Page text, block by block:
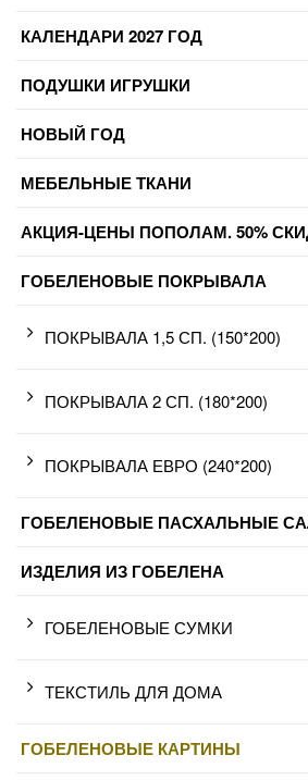
КАЛЕНДАРИ 2027 ГОД
ПОДУШКИ ИГРУШКИ
НОВЫЙ ГОД
МЕБЕЛЬНЫЕ ТКАНИ
АКЦИЯ-ЦЕНЫ ПОПОЛАМ. 50%
ГОБЕЛЕНОВЫЕ ПОКРЫВАЛА
ПОКРЫВАЛА 1,5 СП. (150*200)
ПОКРЫВАЛА 2 СП. (180*200)
ПОКРЫВАЛА ЕВРО (240*200)
ГОБЕЛЕНОВЫЕ ПАСХАЛЬНЫЕ
ИЗДЕЛИЯ ИЗ ГОБЕЛЕНА
ГОБЕЛЕНОВЫЕ СУМКИ
ТЕКСТИЛЬ ДЛЯ ДОМА
ГОБЕЛЕНОВЫЕ КАРТИНЫ